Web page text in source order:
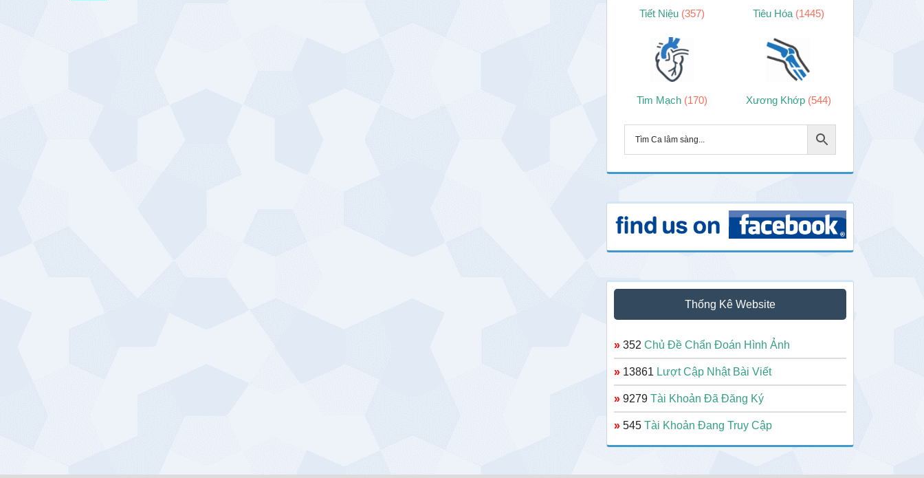
Tiết Niệu (357) Tiêu Hóa (1445)
Tim Mạch (170) Xương Khớp (544)
Thống Kê Website
» 352 Chủ Đề Chẩn Đoán Hình Ảnh
» 13861 Lượt Cập Nhật Bài Viết
» 9279 Tài Khoản Đã Đăng Ký
» 545 Tài Khoản Đang Truy Cập